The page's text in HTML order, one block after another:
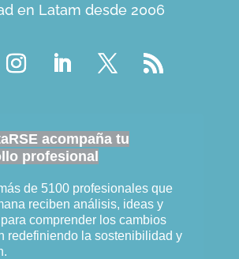
en Latam desde 2006
acompaña tu
profesional
de 5100 profesionales que
reciben análisis, ideas y
comprender los cambios
redefiniendo la sostenibilidad y